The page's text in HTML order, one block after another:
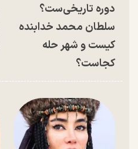
دوره تاریخی‌ست؟
سلطان محمد خدابنده
کیست و شهر حله
کجاست؟